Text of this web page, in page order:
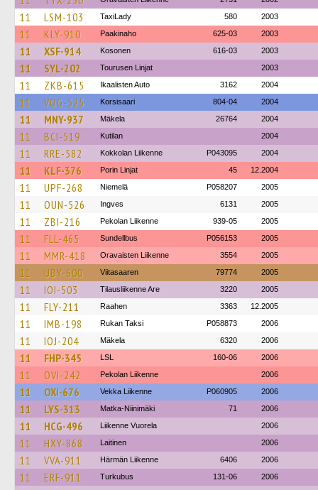
11 LSM-103 TaxiLady 580 2003
11 KLY-910 Paakinaho 625-03 2003
11 XSF-914 Kosonen 616-03 2003
11 SYL-202 Tourusen Linjat 2003
11 ZKB-615 Ikaalisten Auto 3162 2004
11 VOG-525 Korsisaari 804-04 2004
11 MNY-937 Mäkela 26764 2004
11 BCI-519 Kutilan 2004
11 RRE-582 Kokkolan Liikenne P043095 2004
11 KLF-376 Porin Linjat 45 12.2004
11 UPF-268 Niemelä P058207 2005
11 OUN-526 Ingves 6131 2005
11 ZBI-216 Pekolan Liikenne 939-05 2005
11 FLL-465 Sundellbus P056153 2005
11 MMR-418 Oravaisten Liikenne 3554 2005
11 UBY-600 Viitasaaren 79774 2005
11 IOI-503 Tilausliikenne Are 3220 2005
11 FLY-211 Raahen 3363 12.2005
11 IMB-198 Rukan Taksi P058873 2006
11 IOJ-204 Mäkela 6320 2006
11 FHP-345 LSL 160-06 2006
11 OVI-242 Pekolan Liikenne 2006
11 OXI-676 Vekka Liikenne P060905 2006
11 LYS-313 Matka-Niinimäki 71 2006
11 HCG-496 Liikenne Vuorela 2006
11 HXY-868 Laitinen 2006
11 VVA-911 Härmän Liikenne 6406 2006
11 ERF-911 Turkubus 131-06 2006